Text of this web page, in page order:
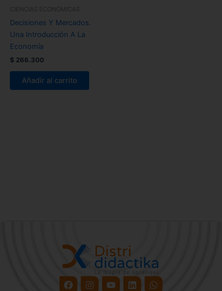
CIENCIAS ECONÓMICAS
Decisiones Y Mercados.
Una Introducción A La
Economía
$ 266.300
Añadir al carrito
FacebookInstagram
YoutubeLinkedinWhatsapp